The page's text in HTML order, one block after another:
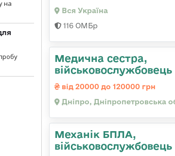
на
Вся Україна
116 ОМБр
Медична сестра,
військовослужбовець
від 20000 до 120000 грн
Дніпро, Дніпропетровська
Механік БПЛА,
військовослужбовець